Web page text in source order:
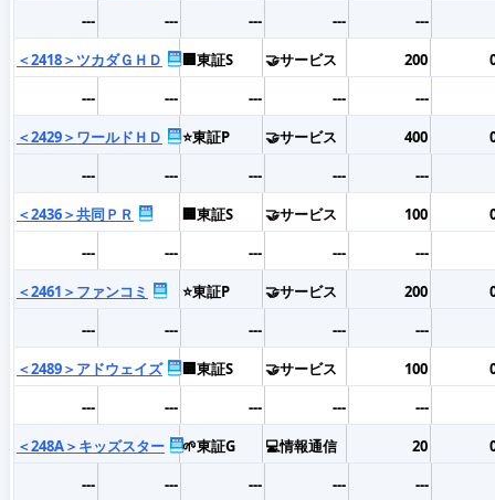
---
--- --- ---
---
＜2418＞ツカダＧＨＤ
🏢東証S 🤝サービス 200
---
--- --- ---
---
＜2429＞ワールドＨＤ
⭐東証P 🤝サービス 400
---
--- --- ---
---
＜2436＞共同ＰＲ
🏢東証S 🤝サービス 100
---
--- --- ---
---
＜2461＞ファンコミ
⭐東証P 🤝サービス 200
---
--- --- ---
---
＜2489＞アドウェイズ
🏢東証S 🤝サービス 100
---
--- --- ---
---
＜248A＞キッズスター
🌱東証G 💻情報通信 20
---
--- --- --- ---